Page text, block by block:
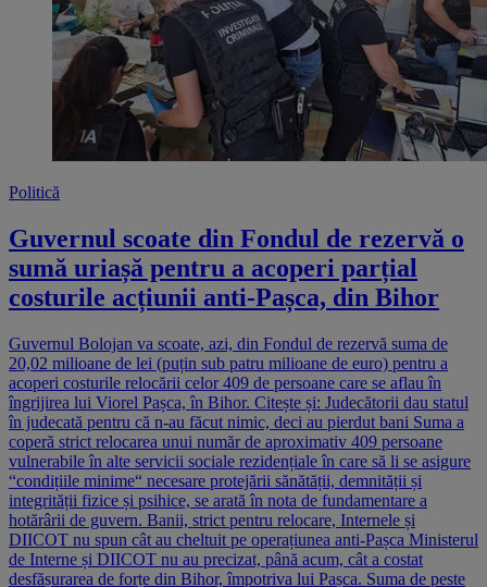
Politică
Guvernul scoate din Fondul de rezervă o
sumă uriașă pentru a acoperi parțial
costurile acțiunii anti-Pașca, din Bihor
Guvernul Bolojan va scoate, azi, din Fondul de rezervă suma de
20,02 milioane de lei (puțin sub patru milioane de euro) pentru a
acoperi costurile relocării celor 409 de persoane care se aflau în
îngrijirea lui Viorel Pașca, în Bihor. Citește și: Judecătorii dau statul
în judecată pentru că n-au făcut nimic, deci au pierdut bani Suma a
coperă strict relocarea unui număr de aproximativ 409 persoane
vulnerabile în alte servicii sociale rezidențiale în care să li se asigure
“condițiile minime“ necesare protejării sănătății, demnității și
integrității fizice și psihice, se arată în nota de fundamentare a
hotărârii de guvern. Banii, strict pentru relocare, Internele și
DIICOT nu spun cât au cheltuit pe operațiunea anti-Pașca Ministerul
de Interne și DIICOT nu au precizat, până acum, cât a costat
desfășurarea de forțe din Bihor, împotriva lui Pașca. Suma de peste